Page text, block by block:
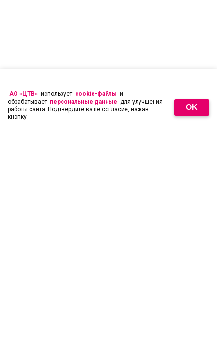
АО «ЦТВ» использует cookie-файлы и
обрабатывает персональные данные для улучшения
работы сайта. Подтвердите ваше согласие, нажав
кнопку
OK